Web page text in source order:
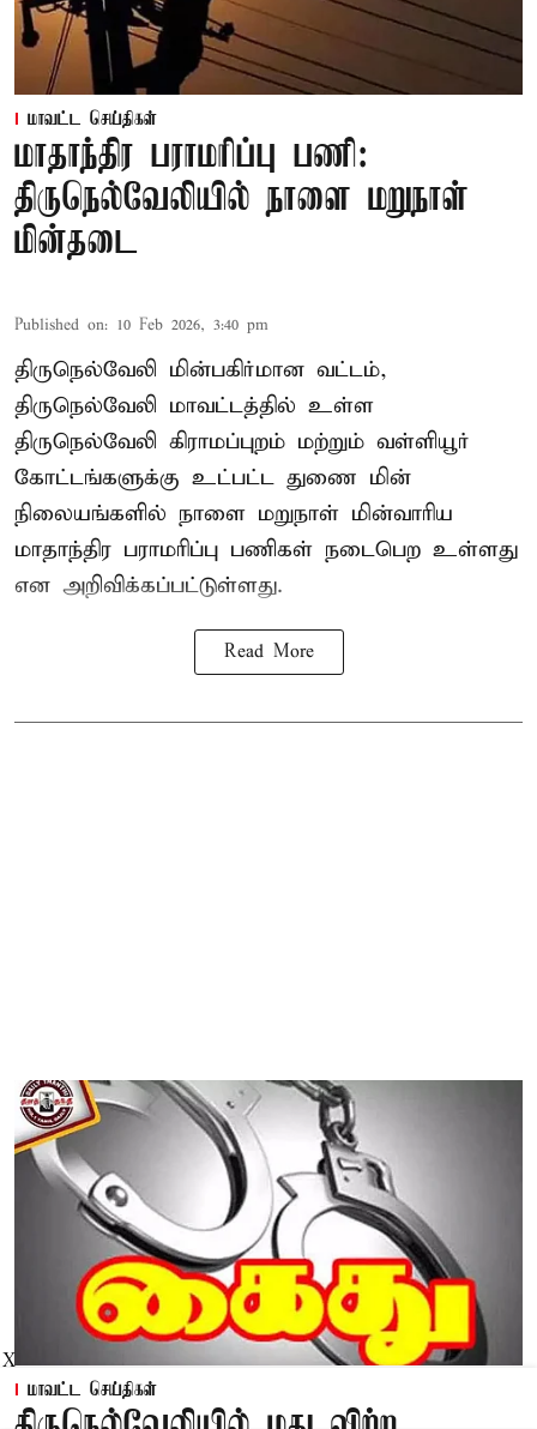
மாவட்ட செய்திகள்
மாதாந்திர பராமரிப்பு பணி:
திருநெல்வேலியில் நாளை மறுநாள்
மின்தடை
Published on: 10 Feb 2026, 3:40 pm
திருநெல்வேலி மின்பகிர்மான வட்டம்,
திருநெல்வேலி மாவட்டத்தில் உள்ள
திருநெல்வேலி கிராமப்புறம் மற்றும் வள்ளியூர்
கோட்டங்களுக்கு உட்பட்ட துணை மின்
நிலையங்களில் நாளை மறுநாள் மின்வாரிய
மாதாந்திர பராமரிப்பு பணிகள் நடைபெற உள்ளது
என அறிவிக்கப்பட்டுள்ளது.
Read More
மாவட்ட செய்திகள்
X